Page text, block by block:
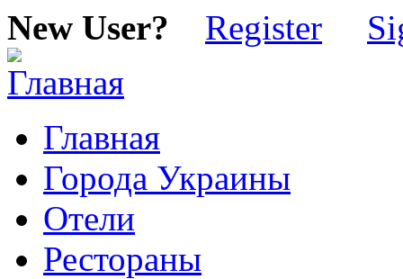
New User? Register
Главная
Города Украины
Отели
Рестораны